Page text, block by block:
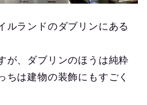
ルランドのダブリンにある
が、ダブリンのほうは純粋
ちは建物の装飾にもすごく